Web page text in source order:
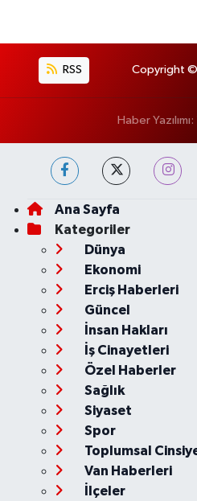
RSS Copyright ©
Haber Yazılımı:
Ana Sayfa
Kategoriler
Dünya
Ekonomi
Erciş Haberleri
Güncel
İnsan Hakları
İş Cinayetleri
Özel Haberler
Sağlık
Siyaset
Spor
Toplumsal
Van Haberleri
İlçeler